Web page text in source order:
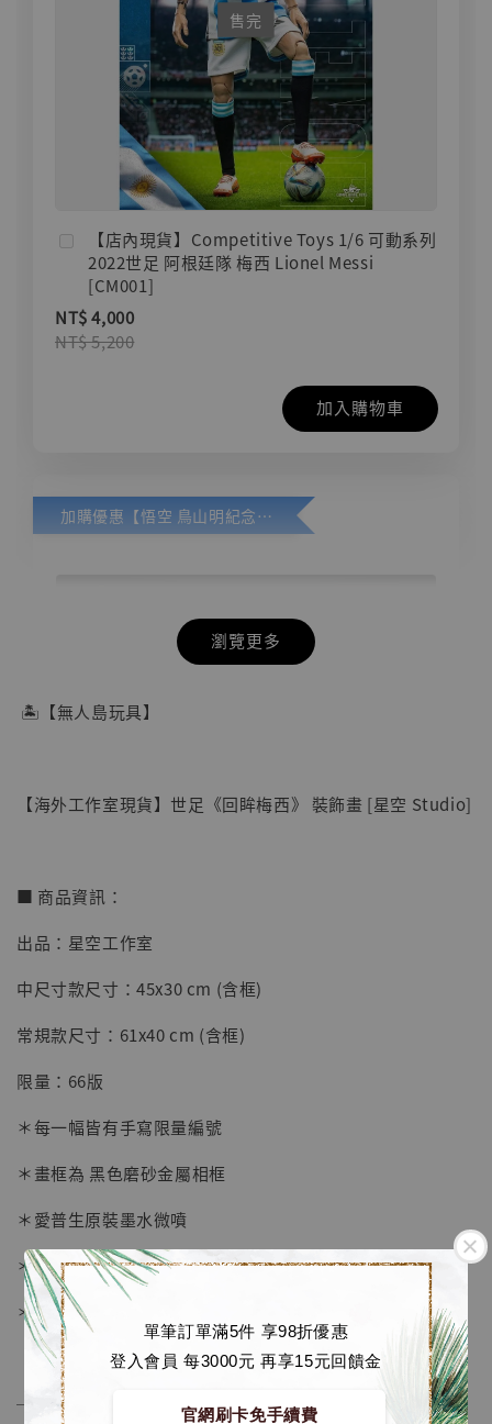
單筆訂單滿5件 享98折優惠
登入會員 每3000元 再享15元回饋金
官網刷卡免手續費
售完
【店內現貨】Competitive Toys 1/6 可動系列
2022世足 阿根廷隊 梅西 Lionel Messi
[CM001]
NT$ 4,000
NT$ 5,200
加入購物車
加購優惠【悟空 鳥山明紀念款 [奇蹟工作室]】
【店內現貨】七龍珠 系列蒐藏雕像 悟空 鳥山
NT$ 4,280
NT$ 5,580
加購優惠【海賊王 布魯克達摩 [7STARS Studio]】
瀏覽更多
🏝【無人島玩具】
【海外工作室現貨】世足《回眸梅西》 裝飾畫 [星空 Studio]
■ 商品資訊：
出品：星空工作室
中尺寸款尺寸：45x30 cm (含框)
常規款尺寸：61x40 cm (含框)
限量：66版
＊每一幅皆有手寫限量編號
＊畫框為 黑色磨砂金屬相框
＊愛普生原裝墨水微噴
＊表面配有防塵透明有機玻璃
＊背面爲黑色防潮背板
──────────────